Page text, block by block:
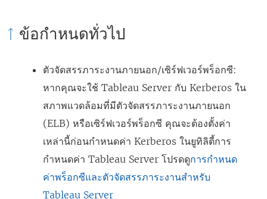
ข้อกำหนดทั่วไป
ตัวจัดสรรภาระงานภายนอก/เซิร์ฟเวอร์พร็อกซี:
หากคุณจะใช้ Tableau Server กับ Kerberos ใน
สภาพแวดล้อมที่มีตัวจัดสรรภาระงานภายนอก
(ELB) หรือเซิร์ฟเวอร์พร็อกซี คุณจะต้องตั้งค่า
เหล่านี้ก่อนกำหนดค่า Kerberos ในยูทิลิตี้การ
กำหนดค่า Tableau Server โปรดดูการกำหนด
ค่าพร็อกซีและตัวจัดสรรภาระงานสำหรับ
Tableau Server